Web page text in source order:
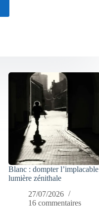
Blanc : dompter l’implacable
lumière zénithale
27/07/2026
16 commentaires